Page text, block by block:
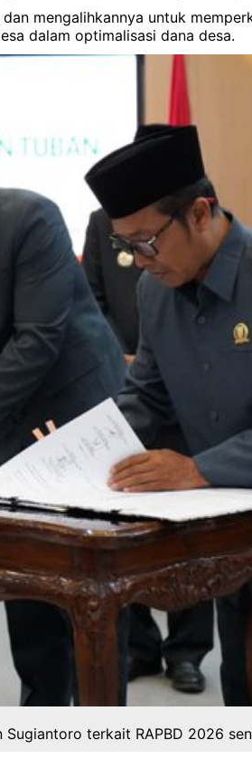
mengalihkannya untuk
dalam optimalisasi dana desa.
terkait RAPBD 2026